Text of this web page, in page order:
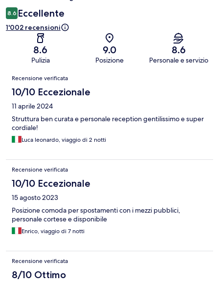
8.6 Eccellente
1'002 recensioni
8.6
Pulizia
9.0
Posizione
8.6
Personale e servizio
Recensioni
Recensione verificata
10/10 Eccezionale
11 aprile 2024
Struttura ben curata e personale reception gentilissimo e super
cordiale!
Luca leonardo, viaggio di 2 notti
Recensione verificata
10/10 Eccezionale
15 agosto 2023
Posizione comoda per spostamenti con i mezzi pubblici,
personale cortese e disponibile
Enrico, viaggio di 7 notti
Recensione verificata
8/10 Ottimo